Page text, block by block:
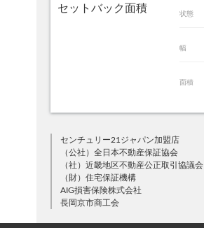
セットバック面積 状態
幅
面積
センチュリー21ジャパン加盟店
（公社）全日本不動産保証協会
（社）近畿地区不動産公正取引協議会
（財）住宅保証機構
AIG損害保険株式会社
長岡京市商工会